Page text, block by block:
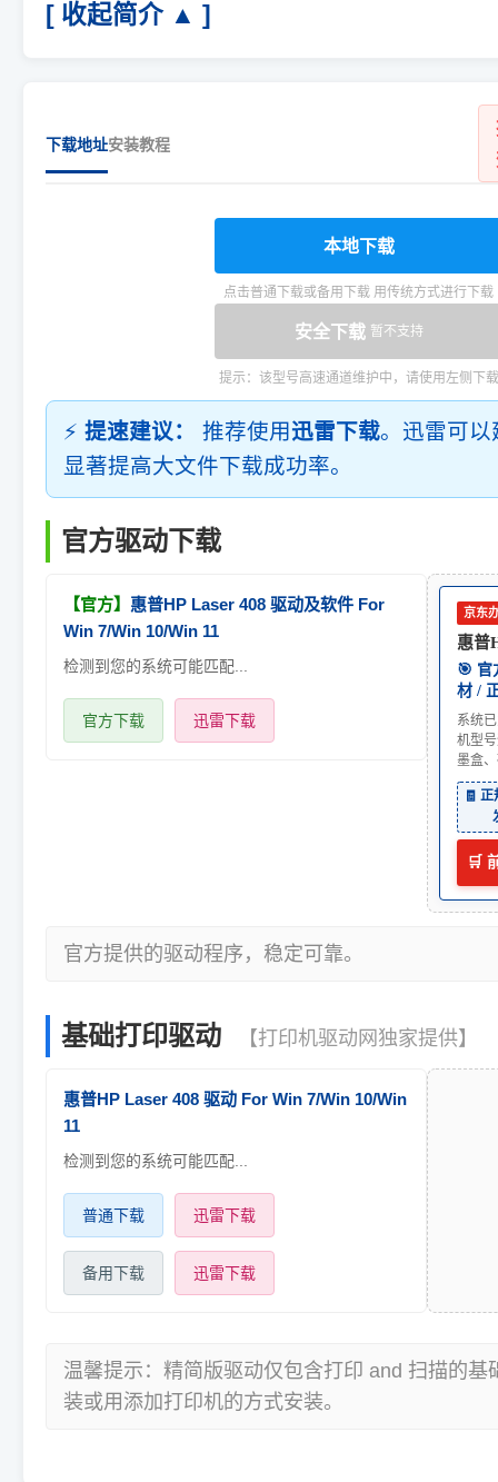
[ 收起简介 ▲ ]
下载地址安装教程
本地下载
点击普通下载或备用下载 用传统方式进行下载
安全下载 暂不支持
提示：该型号高速通道维护中，请使用左侧下载
⚡ 提速建议： 推荐使用迅雷下载。迅雷可
显著提高大文件下载成功率。
官方驱动下载
【官方】 惠普HP Laser 408 驱动及软件 For
Win 7/Win 10/Win 11
检测到您的系统可能匹配...
官方下载 迅雷下载
京东
惠普
🎯 官
材 /
系统
机型
墨盒
🧾
🛒
官方提供的驱动程序，稳定可靠。
基础打印驱动 【打印机驱动网独家提供】
惠普HP Laser 408 驱动 For Win 7/Win 10/Win
11
检测到您的系统可能匹配...
普通下载 迅雷下载
备用下载 迅雷下载
温馨提示：精简版驱动仅包含打印 and 扫描的基
装或用添加打印机的方式安装。